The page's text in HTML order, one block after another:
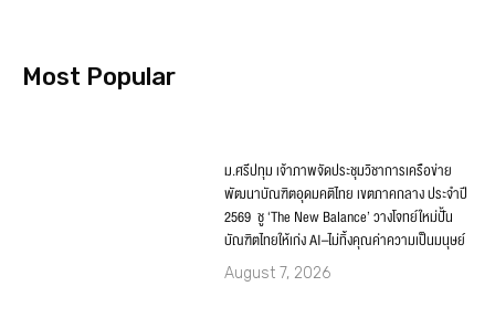
Most Popular
ม.ศรีปทุม เจ้าภาพจัดประชุมวิชาการเครือข่าย
พัฒนาบัณฑิตอุดมคติไทย เขตภาคกลาง ประจำปี
2569 ชู ‘The New Balance’ วางโจทย์ใหม่ปั้น
บัณฑิตไทยให้เก่ง AI–ไม่ทิ้งคุณค่าความเป็นมนุษย์
August 7, 2026